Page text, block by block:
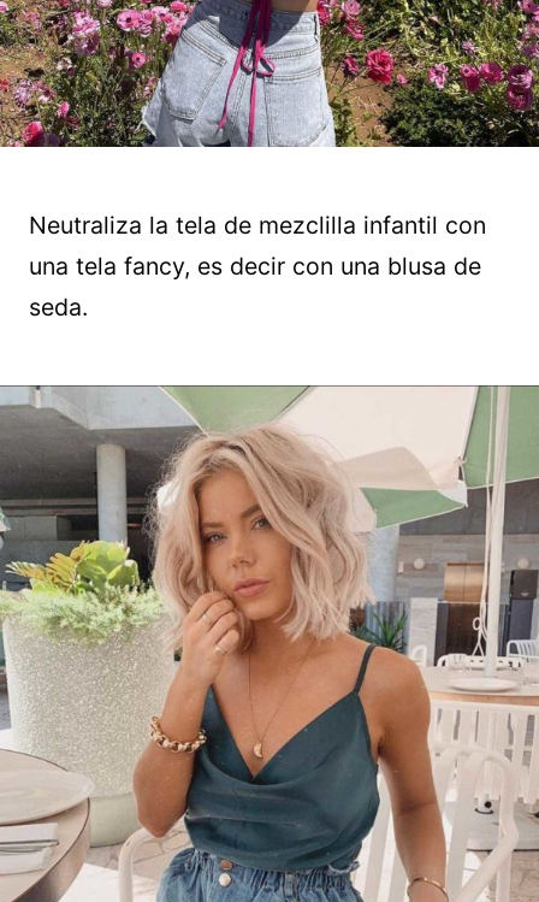
Neutraliza la tela de mezclilla infantil con
una tela fancy, es decir con una blusa de
seda.